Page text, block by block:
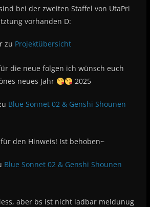
bei der zweiten Staffel von UtaPri
vorhanden D:
zu Projektübersicht
die neue folgen ich wünsch euch
neues Jahr
2025
Blue Sonnet 02 & Genshi Shounen
den Hinweis! Ist behoben~
Blue Sonnet 02 & Genshi Shounen
aber bs ist nicht ladbar meldunug